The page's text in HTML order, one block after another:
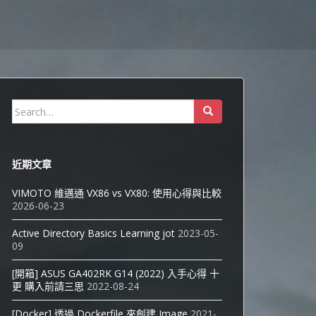
Search
for:
近期文章
VIMOTO 維邁通 VX86 vs VX80: 使用心得與比較
2026-06-23
Active Directory Basics Learning jot 2023-05-
09
[開箱] ASUS GA402RK G14 (2022) 入手心得 十
更 購入前請三思 2022-08-24